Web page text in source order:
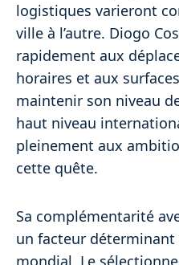
logistiques varieront
ville à l’autre. Diogo
rapidement aux
horaires et aux
maintenir son niveau
haut niveau
pleinement aux
cette quête.
Sa complémentarité
un facteur déterminant
mondial. Le